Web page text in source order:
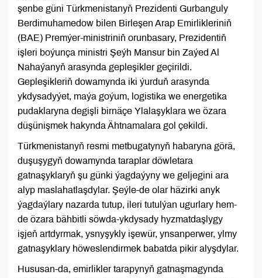
şenbe güni Türkmenistanyň Prezidenti Gurbanguly
Berdimuhamedow bilen Birleşen Arap Emirlikleriniň
(BAE) Premýer-ministriniň orunbasary, Prezidentiň
işleri boýunça ministri Şeýh Mansur bin Zaýed Al
Nahaýanyň arasynda gepleşikler geçirildi.
Gepleşikleriň dowamynda iki ýurduň arasynda
ykdysadyýet, maýa goýum, logistika we energetika
pudaklaryna degişli birnäçe Ylalaşyklara we özara
düşünişmek hakynda Ähtnamalara gol çekildi.
Türkmenistanyň resmi metbugatynyň habaryna görä,
duşuşygyň dowamynda taraplar döwletara
gatnaşyklaryň şu günki ýagdaýyny we geljegini ara
alyp maslahatlaşdylar. Şeýle-de olar häzirki anyk
ýagdaýlary nazarda tutup, ileri tutulýan ugurlary hem-
de özara bähbitli söwda-ykdysady hyzmatdaşlygy
işjeň artdyrmak, ysnyşykly işewür, ynsanperwer, ylmy
gatnaşyklary höweslendirmek babatda pikir alyşdylar.
Hususan-da, emirlikler tarapynyň gatnaşmagynda